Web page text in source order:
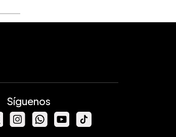
Síguenos